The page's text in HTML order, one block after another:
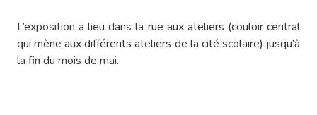
L’exposition a lieu dans la rue aux ateliers (couloir central
qui mène aux différents ateliers de la cité scolaire) jusqu’à
la fin du mois de mai.